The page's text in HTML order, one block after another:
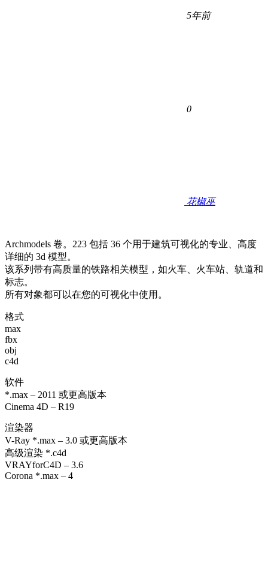
5年前
0
花椒巫
Archmodels 卷。223 包括 36 个用于建筑可视化的专业、高度
详细的 3d 模型。
该系列带有高质量的铁路相关模型，如火车、火车站、轨道和
标志。
所有对象都可以在您的可视化中使用。
格式
max
fbx
obj
c4d
软件
*.max – 2011 或更高版本
Cinema 4D – R19
渲染器
V-Ray *.max – 3.0 或更高版本
高级渲染 *.c4d
VRAYforC4D – 3.6
Corona *.max – 4